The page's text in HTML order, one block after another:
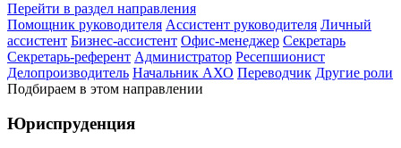
Перейти в раздел направления
Помощник руководителя Ассистент руководителя Личный
ассистент Бизнес-ассистент Офис-менеджер Секретарь
Секретарь-референт Администратор Ресепшионист
Делопроизводитель Начальник АХО Переводчик Другие роли
Подбираем в этом направлении
Юриспруденция